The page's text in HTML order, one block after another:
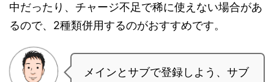
中だったり、チャージ不足で稀に使えない場合があ
るので、2種類併用するのがおすすめです。
メインとサブで登録しよう、サブ